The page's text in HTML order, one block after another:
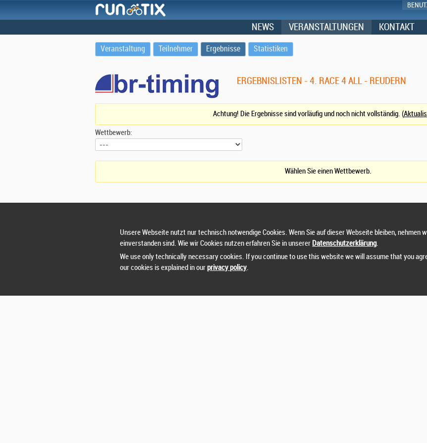
NEWS VERANSTALTUNGEN KONTAKT
Veranstaltung Teilnehmer Ergebnisse Statistiken
ERGEBNISLISTEN - 4. RACE 4 ALL - REUDERN
Achtung! Die Ergebnisse sind vorläufig und noch nicht vollständig. (
Wettbewerb:
Wählen Sie einen Wettbewerb.
Unsere Webseite nutzt nur technisch notwendige Cookies. Wenn Sie auf dieser Webseite bleiben, nehmen
einverstanden sind. Wie wir Cookies nutzen erfahren Sie in unserer Datenschutzerklärung.
We use only technically necessary cookies. If you continue to use this website we will assume that you
our cookies is explained in ourprivacy policy.